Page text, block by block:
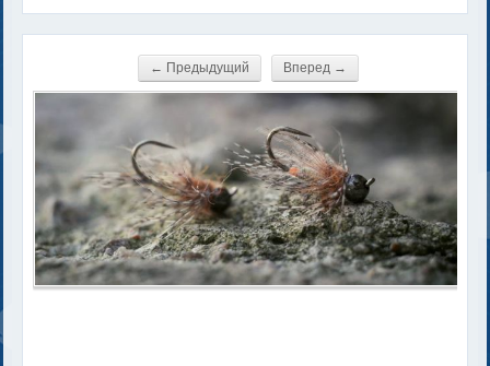
← Предыдущий Вперед →